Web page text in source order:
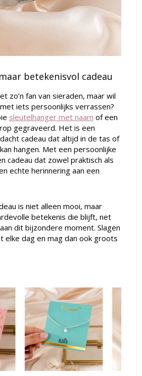
betekenisvol cadeau
zo’n fan van sieraden, maar wil
iets persoonlijks verrassen?
sleutelhanger met naam of een
gegraveerd. Het is een
cadeau dat altijd in de tas of
hangen. Met een persoonlijke
cadeau dat zowel praktisch als
echte herinnering aan een
is niet alleen mooi, maar
betekenis die blijft, net
dit bijzondere moment. Slagen
elke dag en mag dan ook groots